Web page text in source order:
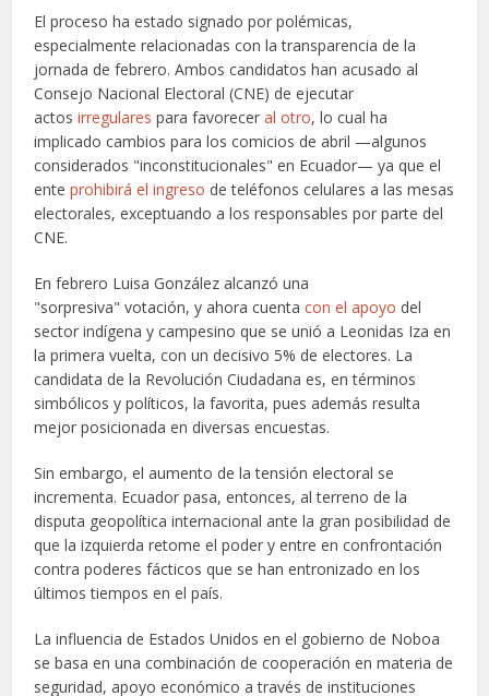
El proceso ha estado signado por polémicas,
especialmente relacionadas con la transparencia de la
jornada de febrero. Ambos candidatos han acusado al
Consejo Nacional Electoral (CNE) de ejecutar
actosirregulares para favoreceral otro, lo cual ha
implicado cambios para los comicios de abril —algunos
considerados "inconstitucionales" en Ecuador— ya que el
enteprohibirá el ingreso de teléfonos celulares a las mesas
electorales, exceptuando a los responsables por parte del
CNE.
En febrero Luisa González alcanzó una
"sorpresiva" votación, y ahora cuentacon el apoyo del
sector indígena y campesino que se unió a Leonidas Iza en
la primera vuelta, con un decisivo 5% de electores. La
candidata de la Revolución Ciudadana es, en términos
simbólicos y políticos, la favorita, pues además resulta
mejor posicionada en diversas encuestas.
Sin embargo, el aumento de la tensión electoral se
incrementa. Ecuador pasa, entonces, al terreno de la
disputa geopolítica internacional ante la gran posibilidad de
que la izquierda retome el poder y entre en confrontación
contra poderes fácticos que se han entronizado en los
últimos tiempos en el país.
La influencia de Estados Unidos en el gobierno de Noboa
se basa en una combinación de cooperación en materia de
seguridad, apoyo económico a través de instituciones